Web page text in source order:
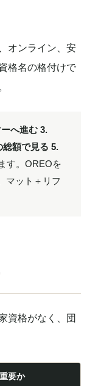
オンライン、安
格名の格付けで
へ進む 3.
額で見る 5.
す。OREOを
マット＋リフ
資格がなく、団
要か